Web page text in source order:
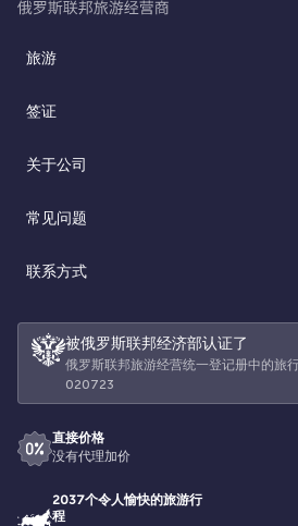
旅游
签证
关于公司
常见问题
联系方式
被俄罗斯联邦经济部认证了
俄罗斯联邦旅游经营统一登记册中的旅
020723
直接价格
没有代理加价
2037个令人愉快的旅游行
程